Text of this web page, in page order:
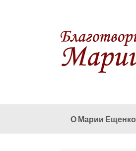
Skip to content
О Марии Ещенко